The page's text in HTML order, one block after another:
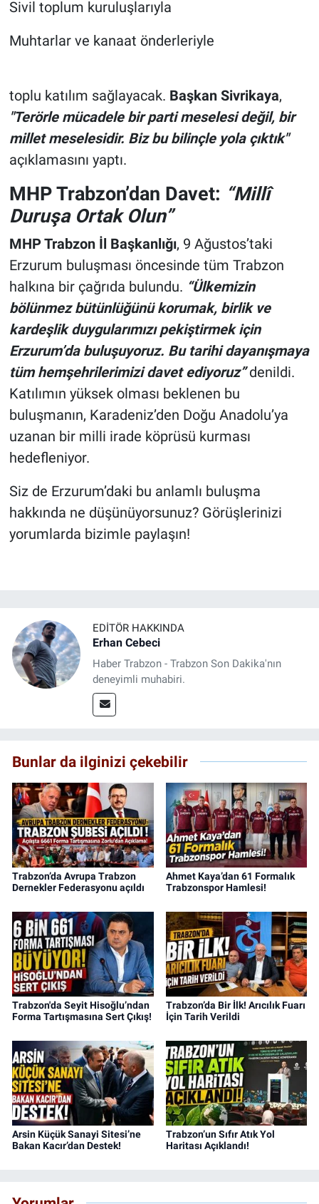
Sivil toplum kuruluşlarıyla
Muhtarlar ve kanaat önderleriyle
toplu katılım sağlayacak. Başkan Sivrikaya,
"Terörle mücadele bir parti meselesi değil, bir
millet meselesidir. Biz bu bilinçle yola çıktık"
açıklamasını yaptı.
MHP Trabzon’dan Davet: “Millî
Duruşa Ortak Olun”
MHP Trabzon İl Başkanlığı, 9 Ağustos’taki
Erzurum buluşması öncesinde tüm Trabzon
halkına bir çağrıda bulundu. “Ülkemizin
bölünmez bütünlüğünü korumak, birlik ve
kardeşlik duygularımızı pekiştirmek için
Erzurum’da buluşuyoruz. Bu tarihi dayanışmaya
tüm hemşehrilerimizi davet ediyoruz”denildi.
Katılımın yüksek olması beklenen bu
buluşmanın, Karadeniz’den Doğu Anadolu’ya
uzanan bir milli irade köprüsü kurması
hedefleniyor.
Siz de Erzurum’daki bu anlamlı buluşma
hakkında ne düşünüyorsunuz? Görüşlerinizi
yorumlarda bizimle paylaşın!
EDITÖR HAKKINDA
Erhan Cebeci
Haber Trabzon - Trabzon Son Dakika'nın
deneyimli muhabiri.
Bunlar da ilginizi çekebilir
Trabzon’da Avrupa Trabzon
Dernekler Federasyonu açıldı
Ahmet Kaya’dan 61 Formalık
Trabzonspor Hamlesi!
Trabzon'da Seyit Hisoğlu’ndan
Forma Tartışmasına Sert Çıkış!
Trabzon’da Bir İlk! Arıcılık Fuarı
İçin Tarih Verildi
Arsin Küçük Sanayi Sitesi’ne
Bakan Kacır’dan Destek!
Trabzon’un Sıfır Atık Yol
Haritası Açıklandı!